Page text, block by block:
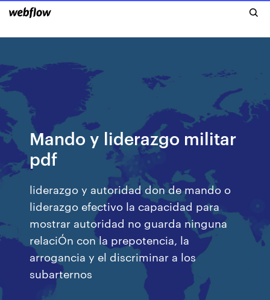
Mando y liderazgo militar
pdf
liderazgo y autoridad don de mando o
liderazgo efectivo la capacidad para
mostrar autoridad no guarda ninguna
relaciÓn con la prepotencia, la
arrogancia y el discriminar a los
subarternos